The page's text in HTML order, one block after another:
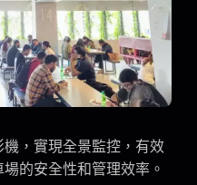
，實現全景監控，有效
的安全性和管理效率。